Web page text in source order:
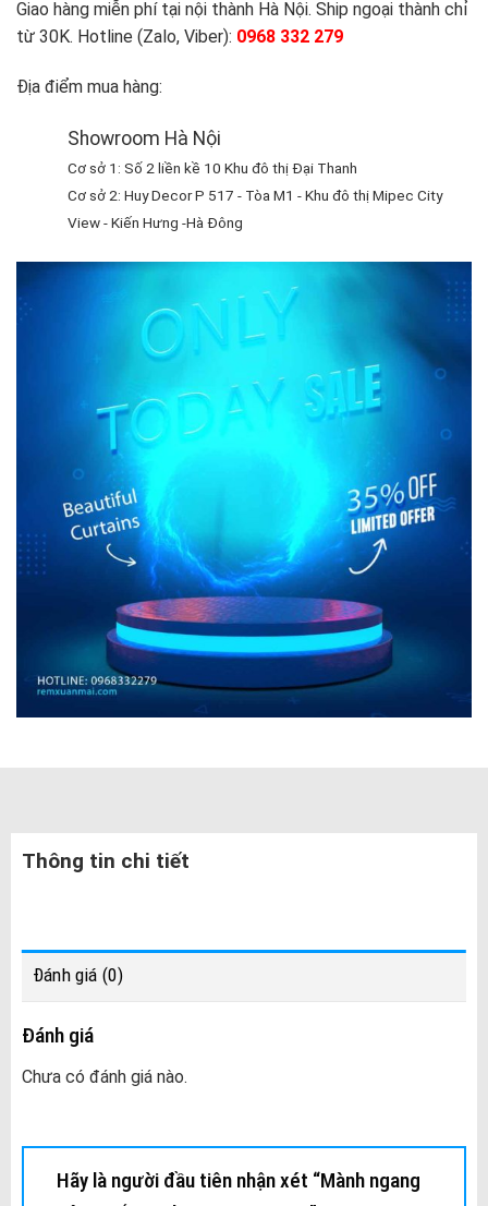
Giao hàng miễn phí tại nội thành Hà Nội. Ship ngoại thành chỉ
từ 30K. Hotline (Zalo, Viber): 0968 332 279
Địa điểm mua hàng:
Showroom Hà Nội
Cơ sở 1: Số 2 liền kề 10 Khu đô thị Đại Thanh
Cơ sở 2: Huy Decor P 517 - Tòa M1 - Khu đô thị Mipec City
View - Kiến Hưng -Hà Đông
Thông tin chi tiết
Đánh giá (0)
Đánh giá
Chưa có đánh giá nào.
Hãy là người đầu tiên nhận xét “Mành ngang